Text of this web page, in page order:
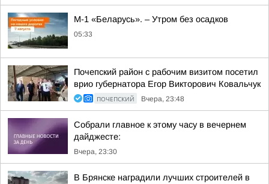
М-1 «Беларусь». – Утром без осадков
05:33
Почепский район с рабочим визитом посетил
врио губернатора Егор Викторович Ковальчук
ПОЧЕПСКИЙ Вчера, 23:48
Собрали главное к этому часу в вечернем
дайджесте:
Вчера, 23:30
В Брянске наградили лучших строителей в